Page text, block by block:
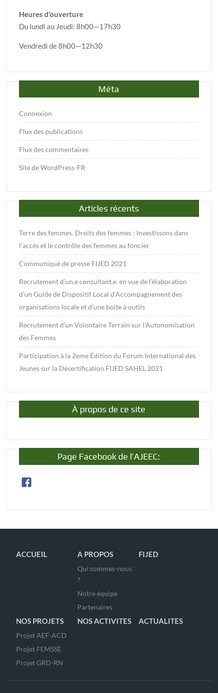
Heures d’ouverture
Du lundi au Jeudi: 8h00—17h30
Vendredi de 8h00—12h30
Méta
Connexion
Flux des publications
Flux des commentaires
Site de WordPress-FR
Articles récents
Terre des femmes. Droits des femmes : Investissons dans
l’accès et le contrôle des femmes au foncier
Communiqué de presse FIJED 2021
Recrutement d’un.e consultant.e. en vue de l’élaboration
d’un Guide de Dispositif Local d’Accompagnement des
organisations locale et d’une boite à outils
Recrutement d’un Volontaire Terrain sur l’Autonomisation
des Femmes
Participation à la 2eme Édition du Forum International des
Jeunes sur la Désertification FIJED SAHEL 2021
À propos de ce site
Page Facebook de l’AJEEC:
ACCUEIL A PROPOS
Qui sommes-nous
?
Notre équipe
Partenaires
FIJED
NOS PROJETS
Projet AEF-ACD
Projet FEMSSE
Projet GRD-RN
NOS ACTIVITES ACTUALITES